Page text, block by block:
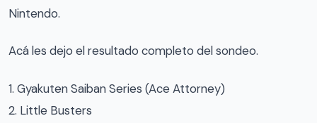
Nintendo.
Acá les dejo el resultado completo del sondeo.
1. Gyakuten Saiban Series (Ace Attorney)
2. Little Busters